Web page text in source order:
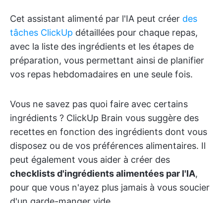
Cet assistant alimenté par l'IA peut créer des
tâches ClickUp détaillées pour chaque repas,
avec la liste des ingrédients et les étapes de
préparation, vous permettant ainsi de planifier
vos repas hebdomadaires en une seule fois.
Vous ne savez pas quoi faire avec certains
ingrédients ? ClickUp Brain vous suggère des
recettes en fonction des ingrédients dont vous
disposez ou de vos préférences alimentaires. Il
peut également vous aider à créer des
checklists d'ingrédients alimentées par l'IA,
pour que vous n'ayez plus jamais à vous soucier